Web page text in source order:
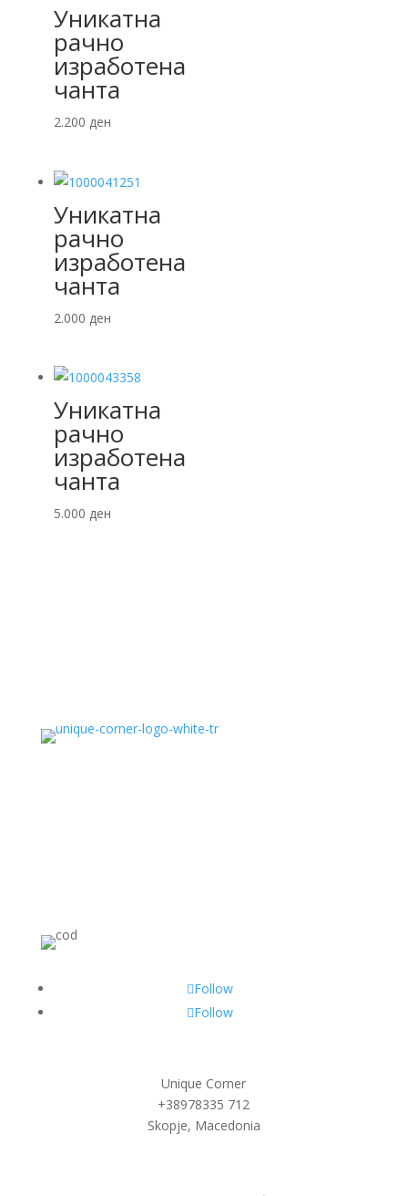
Уникатна
рачно
изработена
чанта
2.200 ден
Уникатна
рачно
изработена
чанта
2.000 ден
Уникатна
рачно
изработена
чанта
5.000 ден
Follow
Follow
Unique Corner
+38978335 712
Skopje, Macedonia